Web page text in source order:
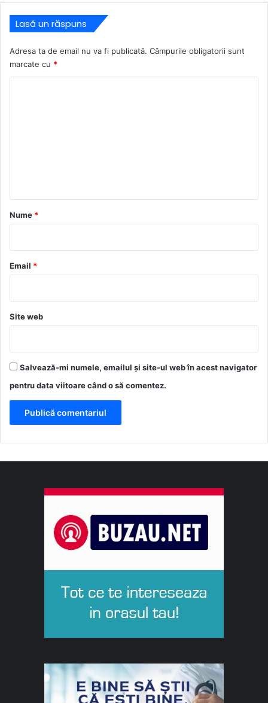
Lasă un răspuns
Adresa ta de email nu va fi publicată. Câmpurile obligatorii sunt
marcate cu *
r
*
Nume *
Email *
Site web
Salvează-mi numele, emailul și site-ul web în acest navigator
pentru data viitoare când o să comentez.